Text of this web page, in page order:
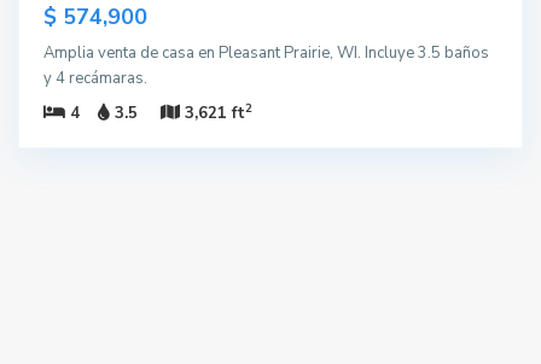
$ 574,900
Amplia venta de casa en Pleasant Prairie, WI. Incluye 3.5 baños
y 4 recámaras.
4
3.5 3,621 ft2